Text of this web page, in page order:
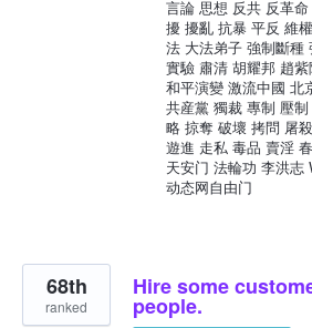
言論 思想 反共 反革
擾 擾亂 抗暴 平反 維
法 大法弟子 強制斷種
實驗 肅清 胡耀邦 趙
和平演變 激流中國 北
共産黨 獨裁 專制 壓
略 掠奪 破壞 拷問 屠
遊進 走私 毒品 賣淫
天安门 法輪功 李洪志
动态网自由门
Hire some
people.
68th
ranked